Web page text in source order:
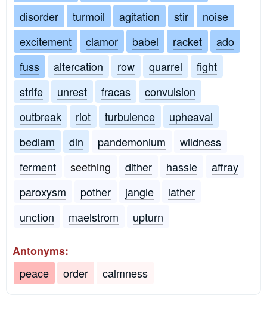
disorder
turmoil agitation stir
noise
excitement
clamor babel racket
ado
fuss
altercation row quarrel
fight
strife
unrest fracas
convulsion
outbreak
riot turbulence
upheaval
bedlam
din pandemonium
wildness
ferment
seething dither hassle
affray
paroxysm
pother jangle
lather
unction
maelstrom upturn
Antonyms:
peace
order calmness